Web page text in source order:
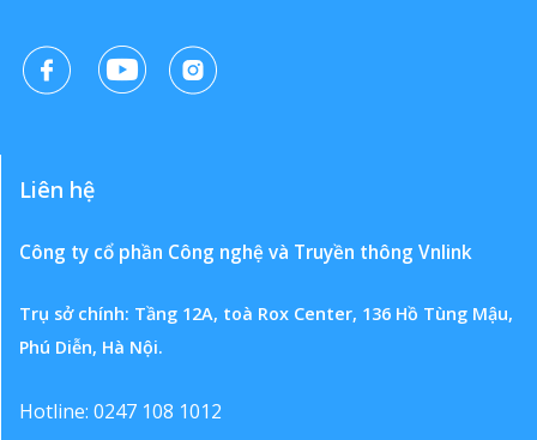
Liên hệ
Công ty cổ phần Công nghệ và Truyền thông Vnlink
Trụ sở chính: Tầng 12A, toà Rox Center, 136 Hồ Tùng Mậu,
Phú Diễn, Hà Nội.
Hotline: 0247 108 1012